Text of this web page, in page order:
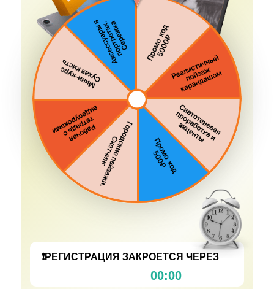
❗️РЕГИСТРАЦИЯ ЗАКРОЕТСЯ ЧЕРЕЗ
00:00